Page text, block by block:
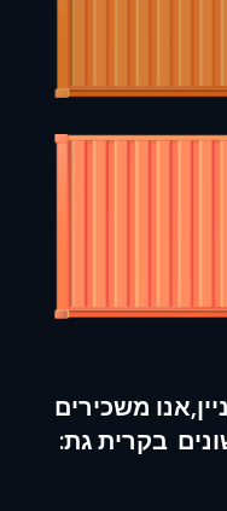
משכירים
בקרית גת: